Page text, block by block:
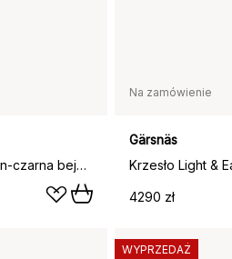
Krzesło Light & Easy, Jesion-czarna bejca-fornirowane siedzisko
Na zamówienie
Gärsnäs
4290 zł
WYPRZEDAŻ